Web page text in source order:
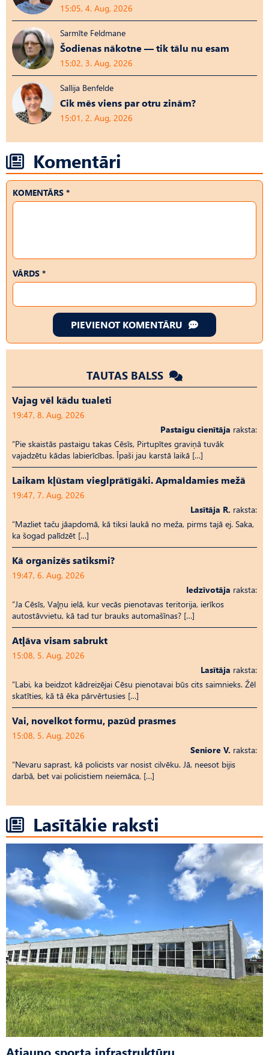
15:05, 4. Aug, 2026
Sarmīte Feldmane
Šodienas nākotne — tik tālu nu esam
15:02, 3. Aug, 2026
Sallija Benfelde
Cik mēs viens par otru zinām?
15:01, 2. Aug, 2026
Komentāri
KOMENTĀRS *
VĀRDS *
PIEVIENOT KOMENTĀRU
TAUTAS BALSS
Vajag vēl kādu tualeti
19:47, 8. Aug, 2026
Pastaigu cienītāja raksta:
“Pie skaistās pastaigu takas Cēsīs, Pirtupītes graviņā tuvāk
vajadzētu kādas labierīcības. Īpaši jau karstā laikā […]
Laikam kļūstam vieglprātīgāki. Apmaldamies mežā
19:47, 7. Aug, 2026
Lasītāja R. raksta:
“Mazliet taču jāapdomā, kā tiksi laukā no meža, pirms tajā ej. Saka,
ka šogad palīdzēt […]
Kā organizēs satiksmi?
19:47, 6. Aug, 2026
Iedzīvotāja raksta:
“Ja Cēsīs, Vaļņu ielā, kur vecās pienotavas teritorija, ierīkos
autostāvvietu, kā tad tur brauks automašīnas? […]
Atļāva visam sabrukt
15:08, 5. Aug, 2026
Lasītāja raksta:
“Labi, ka beidzot kādreizējai Cēsu pienotavai būs cits saimnieks. Žēl
skatīties, kā tā ēka pārvērtusies […]
Vai, novelkot formu, pazūd prasmes
15:08, 5. Aug, 2026
Seniore V. raksta:
“Nevaru saprast, kā policists var nosist cilvēku. Jā, neesot bijis
darbā, bet vai policistiem neiemāca, […]
Lasītākie raksti
Atjauno sporta infrastruktūru